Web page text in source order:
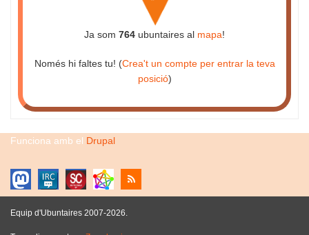
Ja som 764 ubuntaires al mapa!
Només hi faltes tu! (Crea't un compte per entrar la teva
posició)
Funciona amb el Drupal
Equip d'Ubuntaires 2007-2026.